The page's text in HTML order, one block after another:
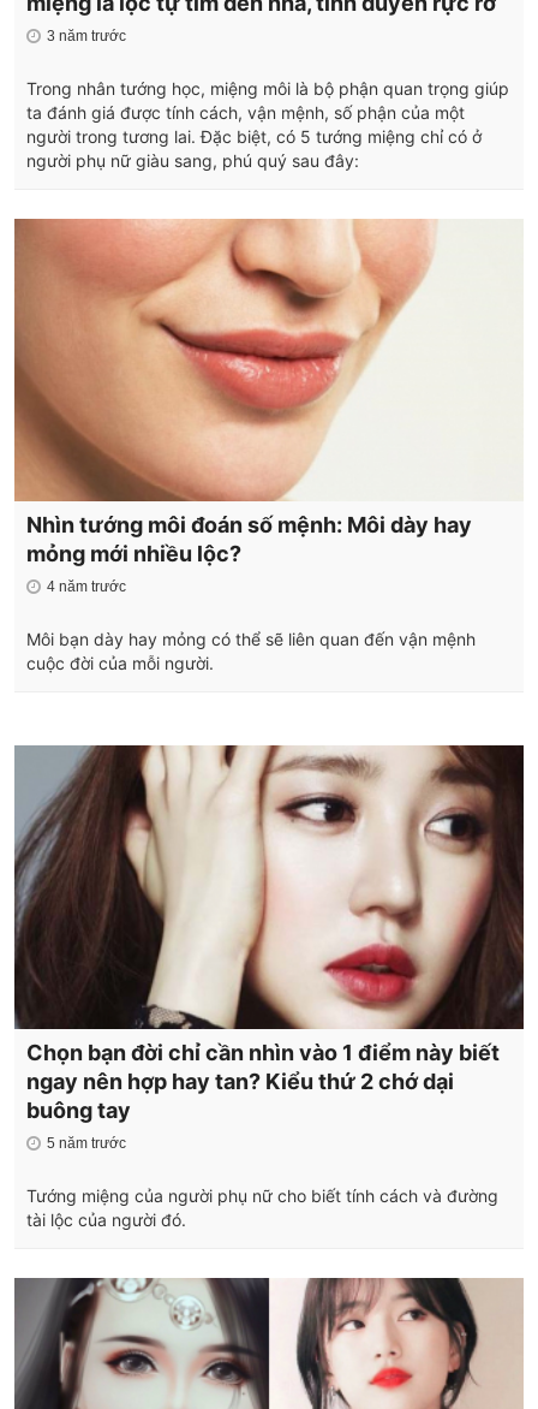
3 năm trước
Trong nhân tướng học, miệng môi là bộ phận quan trọng giúp
ta đánh giá được tính cách, vận mệnh, số phận của một
người trong tương lai. Đặc biệt, có 5 tướng miệng chỉ có ở
người phụ nữ giàu sang, phú quý sau đây:
Nhìn tướng môi đoán số mệnh: Môi dày hay
mỏng mới nhiều lộc?
4 năm trước
Môi bạn dày hay mỏng có thể sẽ liên quan đến vận mệnh
cuộc đời của mỗi người.
Chọn bạn đời chỉ cần nhìn vào 1 điểm này biết
ngay nên hợp hay tan? Kiểu thứ 2 chớ dại
buông tay
5 năm trước
Tướng miệng của người phụ nữ cho biết tính cách và đường
tài lộc của người đó.